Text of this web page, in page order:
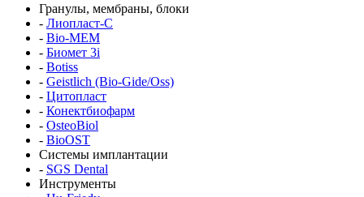
Гранулы, мембраны, блоки
- Лиопласт-С
- Bio-MEM
- Биомет 3i
- Botiss
- Geistlich (Bio-Gide/Oss)
- Цитопласт
- Конектбиофарм
- OsteoBiol
- BioOST
Системы имплантации
- SGS Dental
Инструменты